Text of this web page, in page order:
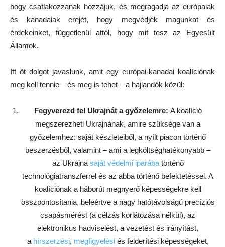
hogy csatlakozzanak hozzájuk, és megragadja az európaiak
és kanadaiak erejét, hogy megvédjék magunkat és
érdekeinket, függetlenül attól, hogy mit tesz az Egyesült
Államok.
Itt öt dolgot javaslunk, amit egy európai-kanadai koalíciónak
meg kell tennie – és meg is tehet – a hajlandók közül:
Fegyverezd fel Ukrajnát a győzelemre: A koalíció
megszerezheti Ukrajnának, amire szüksége van a
győzelemhez: saját készleteiből, a nyílt piacon történő
beszerzésből, valamint – ami a legköltséghatékonyabb –
az Ukrajna saját védelmi iparábatörténő
technológiatranszferrel és az abba történő befektetéssel. A
koalíciónak a háborút megnyerő képességekre kell
összpontosítania, beleértve a nagy hatótávolságú precíziós
csapásmérést (a célzás korlátozása nélkül), az
elektronikus hadviselést, a vezetést és irányítást,
a hírszerzési, megfigyelésiés felderítési képességeket,